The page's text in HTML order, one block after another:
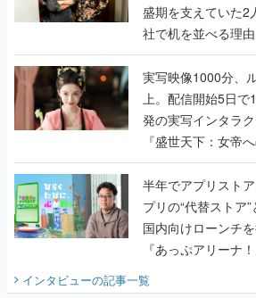
盛期を支えていた2
社で机を並べる理
『TATSUJIN
んだレジェンド2人
実写映像1000分、
上。配信開始5日
発の実写インタラ
『盛世天下：女帝
うこだわりをプロ
半年でアプリストアをオ
プリの“代替ストア
国内向けローンチ
『あっぷアリーナ
インタビューの記事一覧